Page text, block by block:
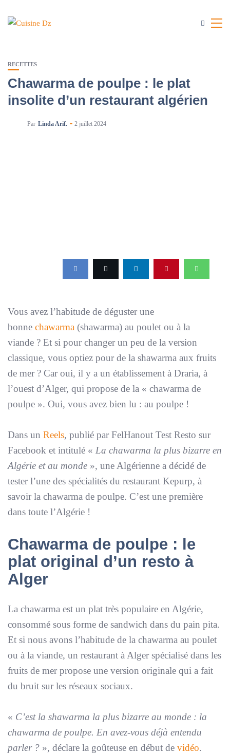
RECETTES
Chawarma de poulpe : le plat
insolite d’un restaurant algérien
Par Linda Arif. 2 juillet 2024
Vous avez l’habitude de déguster une
bonne chawarma (shawarma) au poulet ou à la
viande ? Et si pour changer un peu de la version
classique, vous optiez pour de la shawarma aux fruits
de mer ? Car oui, il y a un établissement à Draria, à
l’ouest d’Alger, qui propose de la « chawarma de
poulpe ». Oui, vous avez bien lu : au poulpe !
Dans un Reels, publié par FelHanout Test Resto sur
Facebook et intitulé « La chawarma la plus bizarre en
Algérie et au monde », une Algérienne a décidé de
tester l’une des spécialités du restaurant Kepurp, à
savoir la chawarma de poulpe. C’est une première
dans toute l’Algérie !
Chawarma de poulpe : le
plat original d’un resto à
Alger
La chawarma est un plat très populaire en Algérie,
consommé sous forme de sandwich dans du pain pita.
Et si nous avons l’habitude de la chawarma au poulet
ou à la viande, un restaurant à Alger spécialisé dans les
fruits de mer propose une version originale qui a fait
du bruit sur les réseaux sociaux.
« C’est la shawarma la plus bizarre au monde : la
chawarma de poulpe. En avez-vous déjà entendu
parler ? », déclare la goûteuse en début de vidéo.